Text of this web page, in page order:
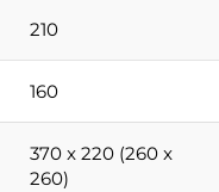
210
160
370 x 220 (260 x
260)